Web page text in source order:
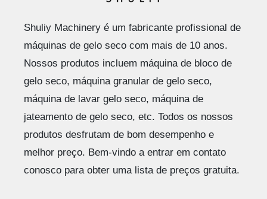
Shuliy Machinery é um fabricante profissional de
máquinas de gelo seco com mais de 10 anos.
Nossos produtos incluem máquina de bloco de
gelo seco, máquina granular de gelo seco,
máquina de lavar gelo seco, máquina de
jateamento de gelo seco, etc. Todos os nossos
produtos desfrutam de bom desempenho e
melhor preço. Bem-vindo a entrar em contato
conosco para obter uma lista de preços gratuita.